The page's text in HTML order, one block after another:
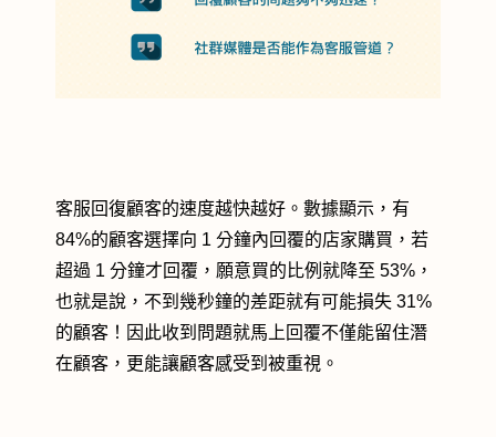
客服回復顧客的速度越快越好。數據顯示，有
84%的顧客選擇向 1 分鐘內回覆的店家購買，若
超過 1 分鐘才回覆，願意買的比例就降至 53%，
也就是說，不到幾秒鐘的差距就有可能損失 31%
的顧客！因此收到問題就馬上回覆不僅能留住潛
在顧客，更能讓顧客感受到被重視。